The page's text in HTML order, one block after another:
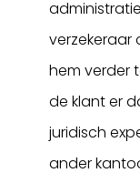
hem verder
de klant er
juridisch
ander